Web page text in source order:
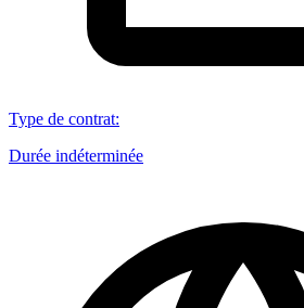
Type de contrat:
Durée indéterminée